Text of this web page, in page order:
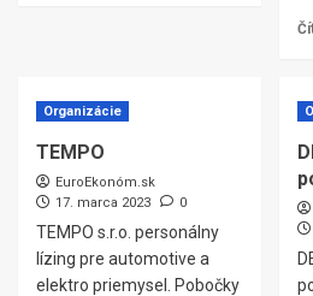
Organizácie
TEMPO
EuroEkonóm.sk
17. marca 2023
0
TEMPO s.r.o. personálny
lízing pre automotive a
elektro priemysel. Pobočky